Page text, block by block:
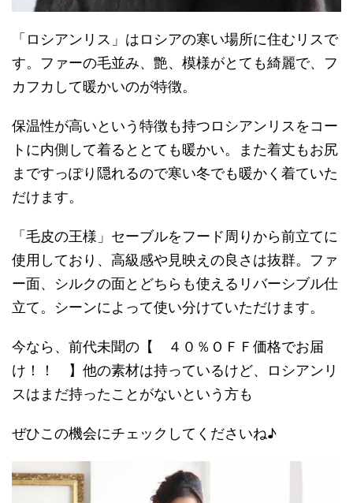
「ロシアンリス」はロシアの寒い場所に住むリスで
す。ファーの毛並み、艶、模様がとても綺麗で、フ
カフカして暖かいのが特徴。
保温性が高いという特徴も持つロシアンリスをコー
トに内側して着るととても暖かい。また着丈もお尻
まですっぽり隠れるので寒い冬でも暖かく着ていた
だけます。
「毛皮の王様」セーブルをフード周りから前立てに
使用しており、高級感や見映えの良さは抜群。ファ
ー面、シルクの面とどちらも使えるリバーシブル仕
立て。シーンによって使い分けていただけます。
今なら、前代未聞の【 ４０％ＯＦＦ価格でお届
け！！ 】他の素材は持っているけど、ロシアンリ
スはまだ持ったことがないという方も
ぜひこの機会にチェックしてくださいね♪